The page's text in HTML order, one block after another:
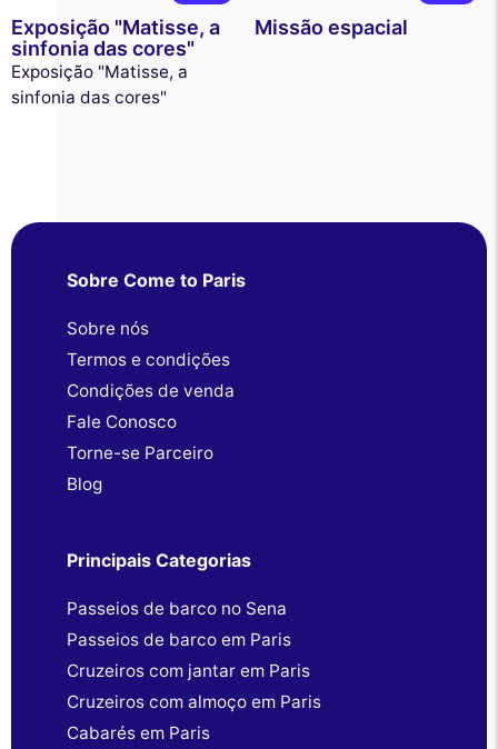
Exposição "Matisse, a
sinfonia das cores"
Exposição "Matisse, a
sinfonia das cores"
Missão espacial
Sobre Come to Paris
Sobre nós
Termos e condições
Condições de venda
Fale Conosco
Torne-se Parceiro
Blog
Principais Categorias
Passeios de barco no Sena
Passeios de barco em Paris
Cruzeiros com jantar em Paris
Cruzeiros com almoço em Paris
Cabarés em Paris